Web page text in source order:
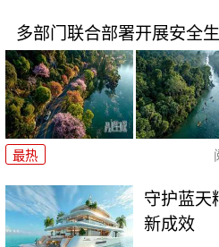
多部门联合部署开展安全
最热
守护蓝天
新成效